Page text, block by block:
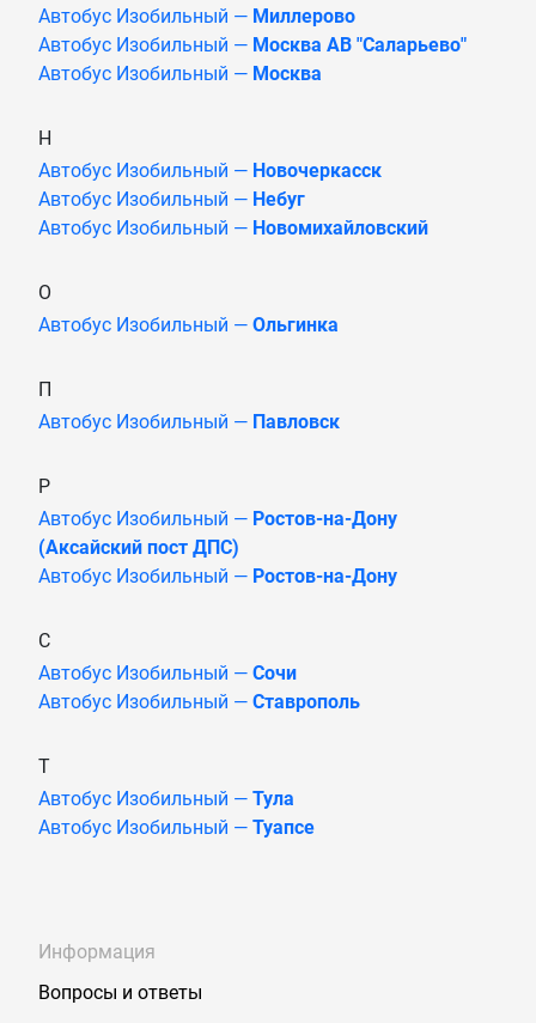
Автобус Изобильный — Миллерово
Автобус Изобильный — Москва АВ "Саларьево"
Автобус Изобильный — Москва
Н
Автобус Изобильный — Новочеркасск
Автобус Изобильный — Небуг
Автобус Изобильный — Новомихайловский
О
Автобус Изобильный — Ольгинка
П
Автобус Изобильный — Павловск
Р
Автобус Изобильный — Ростов-на-Дону
(Аксайский пост ДПС)
Автобус Изобильный — Ростов-на-Дону
С
Автобус Изобильный — Сочи
Автобус Изобильный — Ставрополь
Т
Автобус Изобильный — Тула
Автобус Изобильный — Туапсе
Информация
Вопросы и ответы